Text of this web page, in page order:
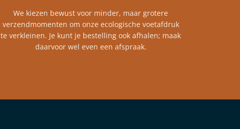
We kiezen bewust voor minder, maar grotere
verzendmomenten om onze ecologische voetafdruk
te verkleinen. Je kunt je bestelling ook afhalen; maak
daarvoor wel even een afspraak.